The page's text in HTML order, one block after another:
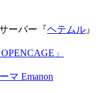
ーバー『ヘテムル 』
」
マ Emanon